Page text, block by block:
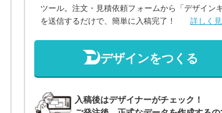
ツール。注文・見積依頼フォームから「デザインキ
を送信するだけで、簡単に入稿完了！
詳しく
デザインをつくる
入稿後はデザイナーがチェック！